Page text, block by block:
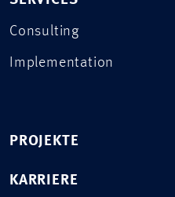
Consulting
Implementation
PROJEKTE
KARRIERE